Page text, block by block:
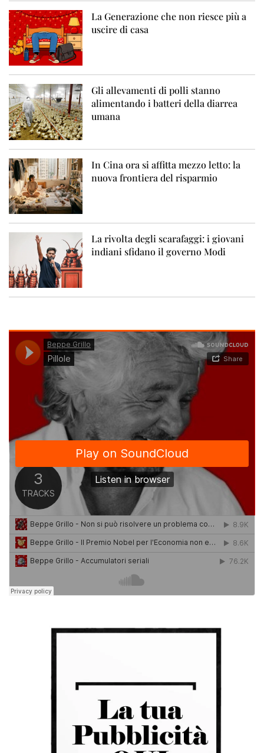
La Generazione che non riesce più a
uscire di casa
Gli allevamenti di polli stanno
alimentando i batteri della diarrea
umana
In Cina ora si affitta mezzo letto: la
nuova frontiera del risparmio
La rivolta degli scarafaggi: i giovani
indiani sfidano il governo Modi